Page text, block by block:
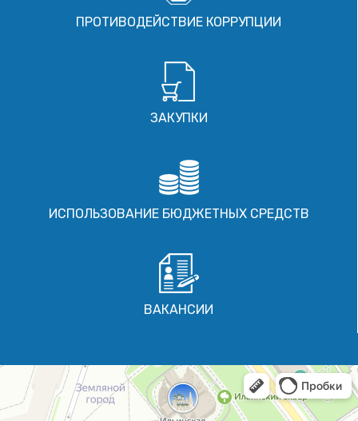
ПРОТИВОДЕЙСТВИЕ КОРРУПЦИИ
ЗАКУПКИ
ИСПОЛЬЗОВАНИЕ БЮДЖЕТНЫХ СРЕДСТВ
ВАКАНСИИ